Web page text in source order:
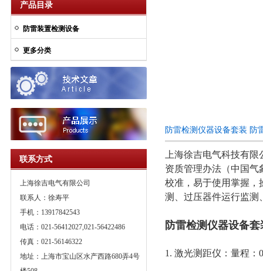
产品目录
防雷装置检测设备
更多分类
联系方式
上海徐吉电气有限公司
联系人：徐寿平
手机：13917842543
电话：021-56412027,021-56422486
传真：021-56146322
地址：上海市宝山区水产西路680弄4号
防雷检测仪器设备套装 防
上海徐吉电气科技有限
资质管理办法（中国气
校准，易于使用掌握，
测、过压器件运行监测
防雷检测仪器设备
1. 激光测距仪：量程：